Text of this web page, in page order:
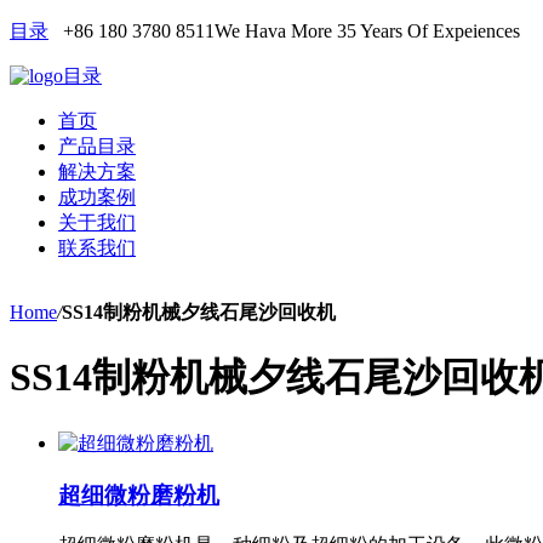
目录 +86 180 3780 8511We Hava More 35 Years Of Expeiences
目录
首页
产品目录
解决方案
成功案例
关于我们
联系我们
Home/SS14制粉机械夕线石尾沙回收机
SS14制粉机械夕线石尾沙回收
超细微粉磨粉机